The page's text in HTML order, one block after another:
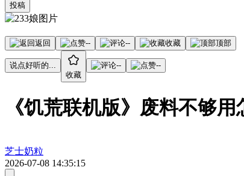
投稿
返回 -- -- 收藏 顶部
说点好听的...
收藏
-- --
《饥荒联机版》废料不够
芝士奶粒
2026-07-08 14:35:15